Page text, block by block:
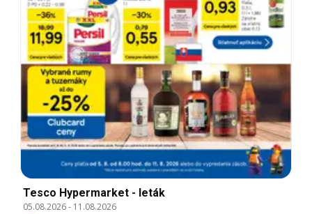
Tesco Hypermarket - leták
05.08.2026- 11.08.2026